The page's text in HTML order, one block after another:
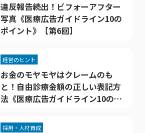
違反報告続出！ビフォーアフター
写真《医療広告ガイドライン10の
ポイント》【第6回】
お金のモヤモヤはクレームのも
と！自由診療金額の正しい表記方
法《医療広告ガイドライン10のポ
経営のヒント
採用・人材育成